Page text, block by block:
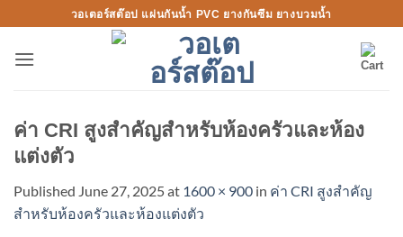
to
content
วอเตอร์สต๊อป แผ่นกันน้ำ PVC ยางกันซึม ยางบวมน้ำ
ค่า CRI สูงสำคัญสำหรับห้องครัวและห้อง
แต่งตัว
Published June 27, 2025at 1600 × 900 in ค่า CRI สูงสำคัญ
สำหรับห้องครัวและห้องแต่งตัว